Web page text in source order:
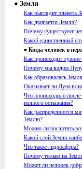
● Земля
Как выглядит планета
Как двигается Земля?
Почему существуют
Какой единственный
● Когда человек в
Как происходит лунное
Почему мы видим
Как образовалась
Оказывает ли Луна
Что происходило
полного остывания?
Как распределяются
Землю?
Можно ли посчитать
Какой слой Земли
Что такое гидросфера?
Почему только на
Может ли человек